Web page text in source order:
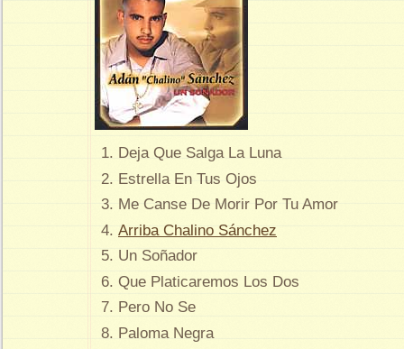
Deja Que Salga La Luna
Estrella En Tus Ojos
Me Canse De Morir Por Tu Amor
Arriba Chalino Sánchez
Un Soñador
Que Platicaremos Los Dos
Pero No Se
Paloma Negra